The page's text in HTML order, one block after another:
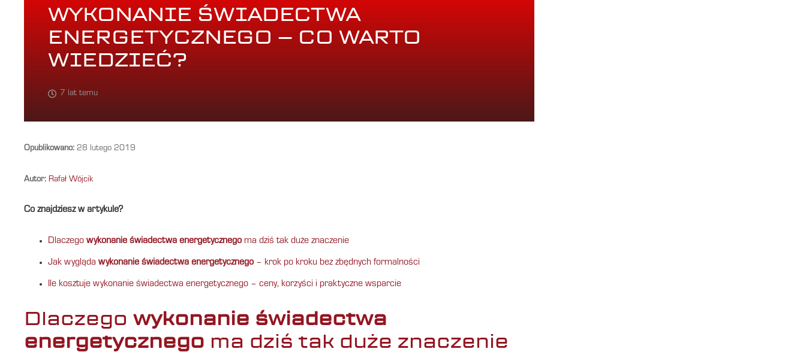
WYKONANIE ŚWIADECTWA
ENERGETYCZNEGO – CO WARTO
WIEDZIEĆ?
7 lat temu
Opublikowano: 28 lutego 2019
Autor: Rafał Wójcik
Co znajdziesz w artykule?
Dlaczego wykonanie świadectwa energetycznego ma dziś tak duże znaczenie
Jak wygląda wykonanie świadectwa energetycznego – krok po kroku bez zbędnych formalności
Ile kosztuje wykonanie świadectwa energetycznego – ceny, korzyści i praktyczne wsparcie
Dlaczego wykonanie świadectwa
energetycznego ma dziś tak duże znaczenie